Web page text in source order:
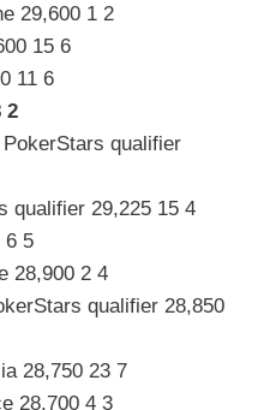
29,600 1 2
15 6
11 6
2
qualifier
qualifier 29,225 15 4
6 5
28,900 2 4
qualifier 28,850
28,750 23 7
28,700 4 3